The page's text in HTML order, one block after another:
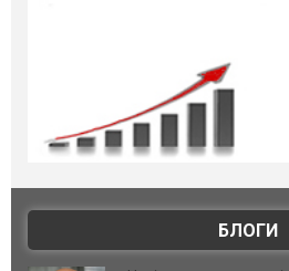
БЛОГИ